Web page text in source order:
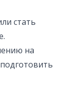
стать
на